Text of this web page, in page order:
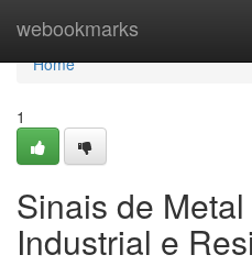
webookmarks
Home
Home
1
Sinais de
Industrial e